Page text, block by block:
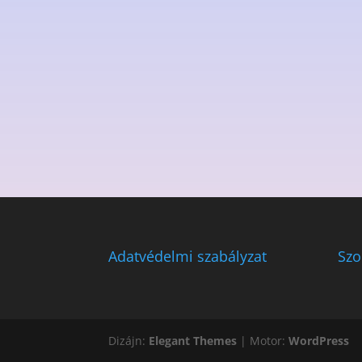
Adatvédelmi szabályzat
Dizájn: Elegant Themes | Motor:WordPress